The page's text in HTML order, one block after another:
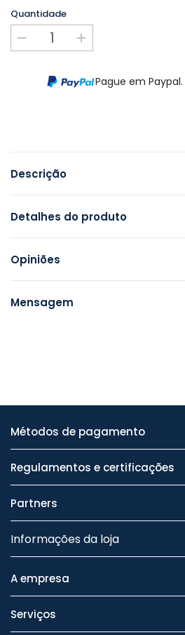
Quantidade
Pague em Paypal.
Descrição
Detalhes do produto
Opiniões
Mensagem
Métodos de pagamento
Regulamentos e certificações
Partners
Informações da loja
A empresa
Serviços